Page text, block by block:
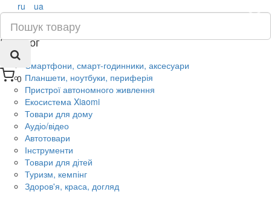
0
×
ru ua
Каталог
Смартфони, смарт-годинники, аксесуари
Планшети, ноутбуки, периферія
Пристрої автономного живлення
Екосистема Xiaomi
Товари для дому
Аудіо/відео
Автотовари
Інструменти
Товари для дітей
Туризм, кемпінг
Здоров'я, краса, догляд